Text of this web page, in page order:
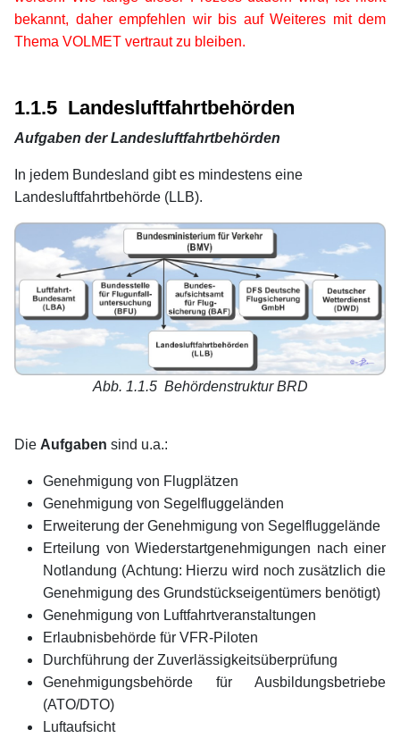
bekannt, daher empfehlen wir bis auf Weiteres mit dem
Thema VOLMET vertraut zu bleiben.
1.1.5 Landesluftfahrtbehörden
Aufgaben der Landesluftfahrtbehörden
In jedem Bundesland gibt es mindestens eine
Landesluftfahrtbehörde (LLB).
Abb. 1.1.5 Behördenstruktur BRD
Die Aufgaben sind u.a.:
Genehmigung von Flugplätzen
Genehmigung von Segelfluggeländen
Erweiterung der Genehmigung von Segelfluggelände
Erteilung von Wiederstartgenehmigungen nach einer
Notlandung (Achtung: Hierzu wird noch zusätzlich die
Genehmigung des Grundstückseigentümers benötigt)
Genehmigung von Luftfahrtveranstaltungen
Erlaubnisbehörde für VFR-Piloten
Durchführung der Zuverlässigkeitsüberprüfung
Genehmigungsbehörde für Ausbildungsbetriebe
(ATO/DTO)
Luftaufsicht